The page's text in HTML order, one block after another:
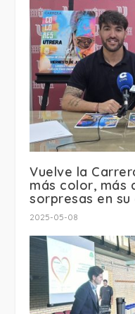
Vuelve la
más color, más
sorpresas en
2025-05-08